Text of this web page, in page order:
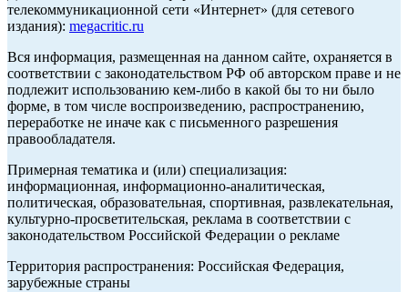
телекоммуникационной сети «Интернет» (для сетевого
издания): megacritic.ru
Вся информация, размещенная на данном сайте, охраняется в
соответствии с законодательством РФ об авторском праве и не
подлежит использованию кем-либо в какой бы то ни было
форме, в том числе воспроизведению, распространению,
переработке не иначе как с письменного разрешения
правообладателя.
Примерная тематика и (или) специализация:
информационная, информационно-аналитическая,
политическая, образовательная, спортивная, развлекательная,
культурно-просветительская, реклама в соответствии с
законодательством Российской Федерации о рекламе
Территория распространения: Российская Федерация,
зарубежные страны